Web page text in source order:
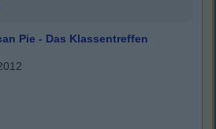
Pie - Das Klassentreffen